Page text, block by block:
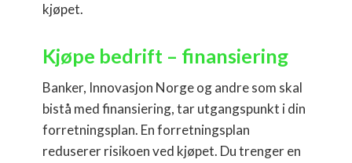
kjøpet.
Kjøpe bedrift – finansiering
Banker, Innovasjon Norge og andre som skal
bistå med finansiering, tar utgangspunkt i din
forretningsplan. En forretningsplan
reduserer risikoen ved kjøpet. Du trenger en